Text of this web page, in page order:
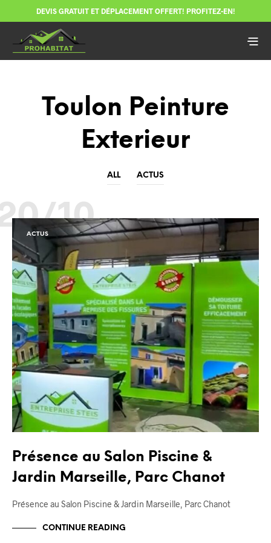
DEVIS GRATUIT ET DÉPLACEMENT OFFERT! PROFITEZ-EN!
Toulon Peinture
Exterieur
ALL ACTUS
10
ACTUS
Présence au Salon Piscine &
Jardin Marseille, Parc Chanot
Présence au Salon Piscine & Jardin Marseille, Parc Chanot
CONTINUE READING